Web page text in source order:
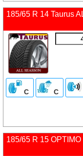
185/65 R 14 Taurus
C C
185/65 R 15